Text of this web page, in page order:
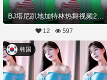
BJ塔尼趴地加特林热舞视频20250709舞蹈剪辑
12 597
韩国